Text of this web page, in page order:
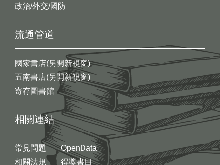
政治/外交/國防
流通管道
國家書店(另開新視窗)
五南書店(另開新視窗)
寄存圖書館
相關連結
常見問題
相關法規
OpenData
得獎書目